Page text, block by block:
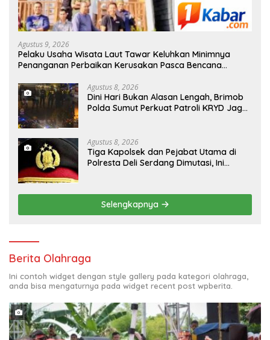
Agustus 9, 2026
Pelaku Usaha Wisata Laut Tawar Keluhkan Minimnya
Penanganan Perbaikan Kerusakan Pasca Bencana
Agustus 8, 2026
Dini Hari Bukan Alasan Lengah, Brimob
Polda Sumut Perkuat Patroli KRYD Jaga
Agustus 8, 2026
Tiga Kapolsek dan Pejabat Utama di
Polresta Deli Serdang Dimutasi, Ini
Selengkapnya
Berita Olahraga
Ini contoh widget dengan style gallery pada kategori olahraga,
anda bisa mengaturnya pada widget recent post wpberita.